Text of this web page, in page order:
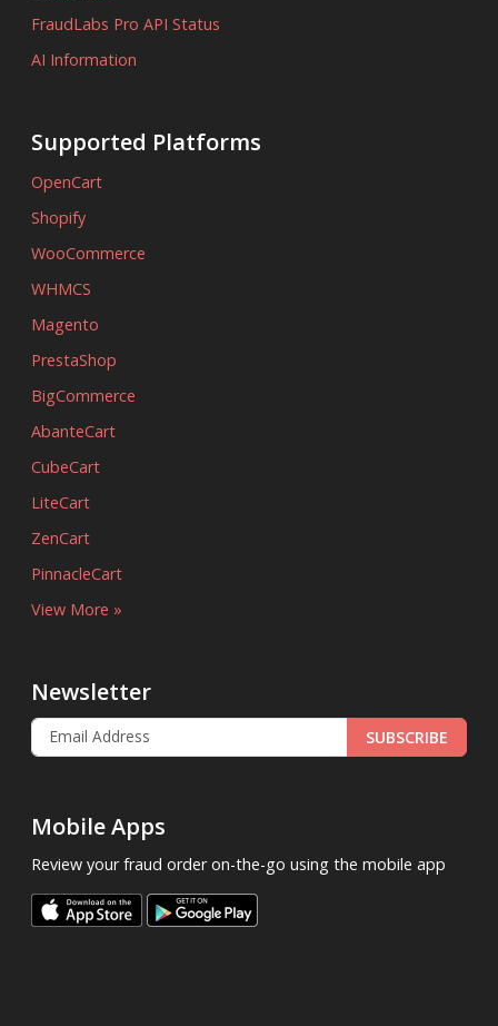
FraudLabs Pro API Status
AI Information
Supported Platforms
OpenCart
Shopify
WooCommerce
WHMCS
Magento
PrestaShop
BigCommerce
AbanteCart
CubeCart
LiteCart
ZenCart
PinnacleCart
View More »
Newsletter
SUBSCRIBE
Mobile Apps
Review your fraud order on-the-go using the mobile app